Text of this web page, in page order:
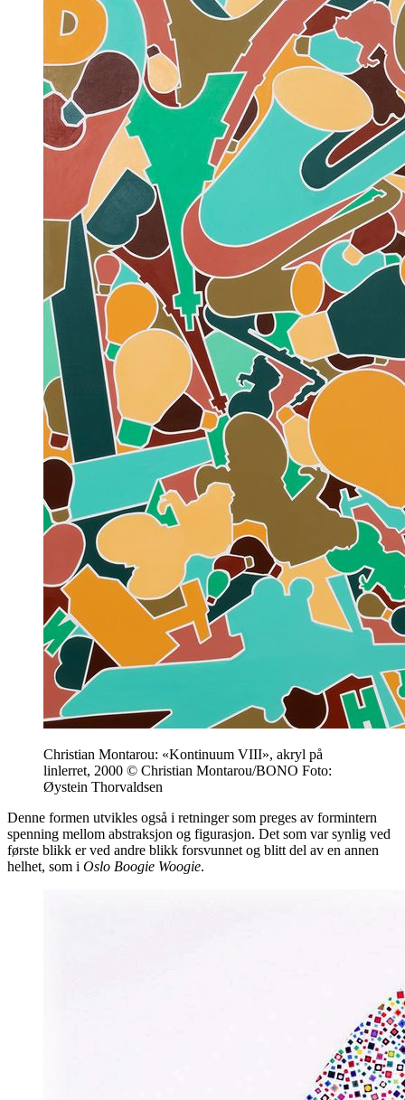
Christian Montarou: «Kontinuum VIII», akryl på
linlerret, 2000 © Christian Montarou/BONO Foto:
Øystein Thorvaldsen
Denne formen utvikles også i retninger som preges av formintern
spenning mellom abstraksjon og figurasjon. Det som var synlig ved
første blikk er ved andre blikk forsvunnet og blitt del av en annen
helhet, som i Oslo Boogie Woogie.